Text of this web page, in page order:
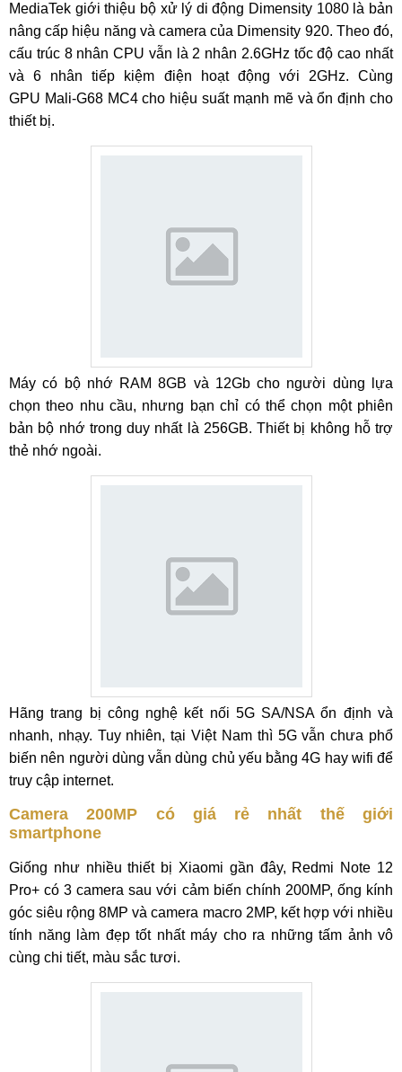
MediaTek giới thiệu bộ xử lý di động Dimensity 1080 là bản
nâng cấp hiệu năng và camera của Dimensity 920. Theo đó,
cấu trúc 8 nhân CPU vẫn là 2 nhân 2.6GHz tốc độ cao nhất
và 6 nhân tiếp kiệm điện hoạt động với 2GHz. Cùng
GPU Mali-G68 MC4 cho hiệu suất mạnh mẽ và ổn định cho
thiết bị.
Máy có bộ nhớ RAM 8GB và 12Gb cho người dùng lựa
chọn theo nhu cầu, nhưng bạn chỉ có thể chọn một phiên
bản bộ nhớ trong duy nhất là 256GB. Thiết bị không hỗ trợ
thẻ nhớ ngoài.
Hãng trang bị công nghệ kết nối 5G SA/NSA ổn định và
nhanh, nhạy. Tuy nhiên, tại Việt Nam thì 5G vẫn chưa phổ
biến nên người dùng vẫn dùng chủ yếu bằng 4G hay wifi để
truy cập internet.
Camera 200MP có giá rẻ nhất thế giới
smartphone
Giống như nhiều thiết bị Xiaomi gần đây, Redmi Note 12
Pro+ có 3 camera sau với cảm biến chính 200MP, ống kính
góc siêu rộng 8MP và camera macro 2MP, kết hợp với nhiều
tính năng làm đẹp tốt nhất máy cho ra những tấm ảnh vô
cùng chi tiết, màu sắc tươi.